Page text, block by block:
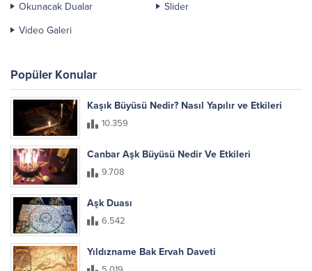
Okunacak Dualar
Slider
Video Galeri
Popüler Konular
Kaşık Büyüsü Nedir? Nasıl Yapılır ve Etkileri
10.359
Canbar Aşk Büyüsü Nedir Ve Etkileri
9.708
Aşk Duası
6.542
Yıldızname Bak Ervah Daveti